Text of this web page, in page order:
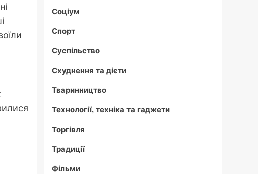
Соціум
Спорт
Суспільство
Схуднення та дієти
Тваринництво
Технології, техніка та гаджети
Торгівля
Традиції
Фільми